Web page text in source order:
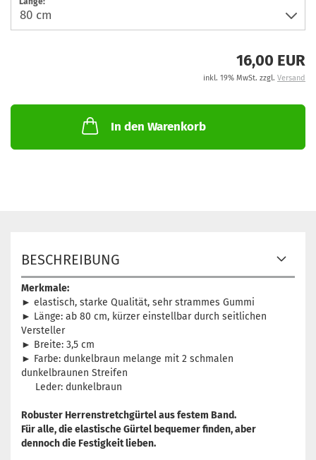
16,00 EUR
inkl. 19% MwSt. zzgl. Versand
In den Warenkorb
BESCHREIBUNG
Merkmale:
► elastisch, starke Qualität, sehr strammes Gummi
► Länge: ab 80 cm, kürzer einstellbar durch seitlichen
Versteller
► Breite: 3,5 cm
► Farbe: dunkelbraun melange mit 2 schmalen
dunkelbraunen Streifen
Leder: dunkelbraun
Robuster Herrenstretchgürtel aus festem Band.
Für alle, die elastische Gürtel bequemer finden, aber
dennoch die Festigkeit lieben.